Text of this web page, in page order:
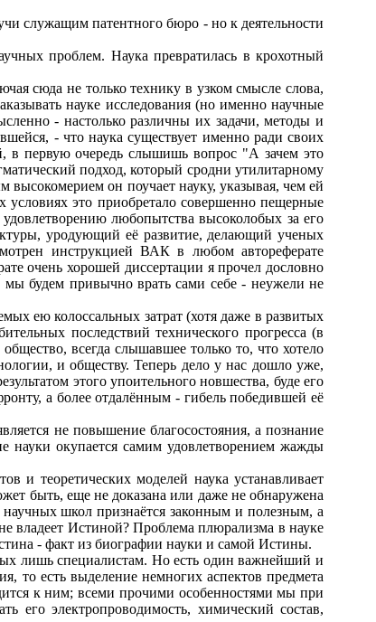
служащим патентного бюро - но к деятельности
проблем. Наука превратилась в крохотный
сюда не только технику в узком смысле слова,
науке исследования (но именно научные
- настолько различны их задачи, методы и
- что наука существует именно ради своих
в первую очередь слышишь вопрос "А зачем это
подход, который сродни утилитарному
высокомерием он поучает науку, указывая, чем ей
это приобретало совершенно пещерные
любопытства высоколобых за его
уродующий её развитие, делающий ученых
инструкцией ВАК в любом автореферате
очень хорошей диссертации я прочел дословно
будем привычно врать сами себе - неужели не
ею колоссальных затрат (хотя даже в развитых
последствий технического прогресса (в
всегда слышавшее только то, что хотело
и обществу. Теперь дело у нас дошло уже,
этого упоительного новшества, буде его
а более отдалённым - гибель победившей её
не повышение благосостояния, а познание
науки окупается самим удовлетворением жажды
и теоретических моделей наука устанавливает
быть, еще не доказана или даже не обнаружена
школ признаётся законным и полезным, а
владеет Истиной? Проблема плюрализма в науке
- факт из биографии науки и самой Истины.
лишь специалистам. Но есть один важнейший и
то есть выделение немногих аспектов предмета
к ним; всеми прочими особенностями мы при
его электропроводимость, химический состав,